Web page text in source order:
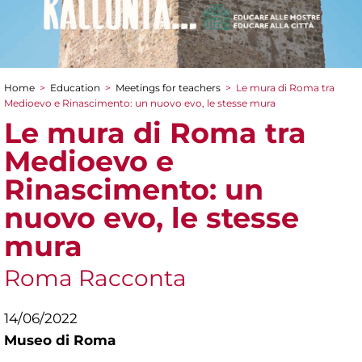
You are here
Home > Education > Meetings for teachers > Le mura di Roma tra
Medioevo e Rinascimento: un nuovo evo, le stesse mura
Le mura di Roma tra
Medioevo e
Rinascimento: un
nuovo evo, le stesse
mura
Roma Racconta
14/06/2022
Museo di Roma